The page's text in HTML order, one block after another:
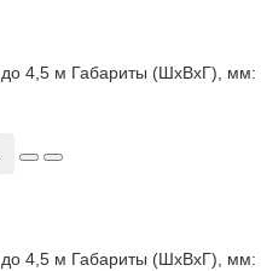
до 4,5 м Габариты (ШхВхГ), мм:
до 4,5 м Габариты (ШхВхГ), мм: